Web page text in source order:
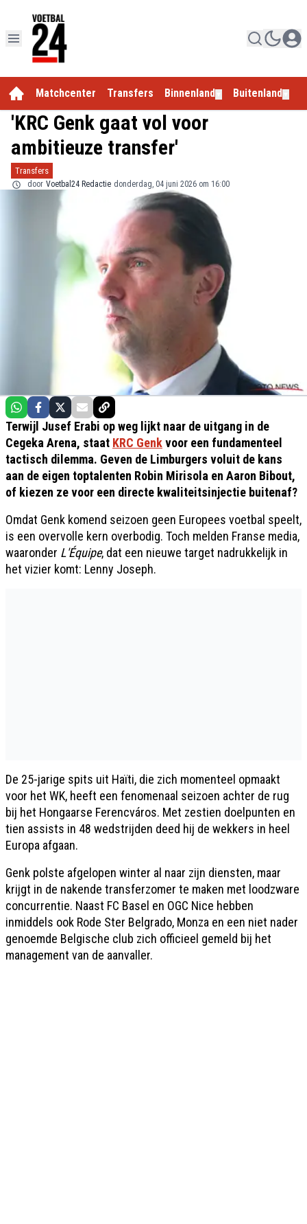
Matchcenter Transfers Binnenland Buitenland
'KRC Genk gaat vol voor
ambitieuze transfer'
Transfers
door Voetbal24 Redactie donderdag, 04 juni 2026 om 16:00
Terwijl Jusef Erabi op weg lijkt naar de uitgang in de
Cegeka Arena, staat KRC Genkvoor een fundamenteel
tactisch dilemma. Geven de Limburgers voluit de kans
aan de eigen toptalenten Robin Mirisola en Aaron Bibout,
of kiezen ze voor een directe kwaliteitsinjectie buitenaf?
Omdat Genk komend seizoen geen Europees voetbal speelt,
is een overvolle kern overbodig. Toch melden Franse media,
waaronder L'Équipe, dat een nieuwe target nadrukkelijk in
het vizier komt: Lenny Joseph.
De 25-jarige spits uit Haïti, die zich momenteel opmaakt
voor het WK, heeft een fenomenaal seizoen achter de rug
bij het Hongaarse Ferencváros. Met zestien doelpunten en
tien assists in 48 wedstrijden deed hij de wekkers in heel
Europa afgaan.
Genk polste afgelopen winter al naar zijn diensten, maar
krijgt in de nakende transferzomer te maken met loodzware
concurrentie. Naast FC Basel en OGC Nice hebben
inmiddels ook Rode Ster Belgrado, Monza en een niet nader
genoemde Belgische club zich officieel gemeld bij het
management van de aanvaller.